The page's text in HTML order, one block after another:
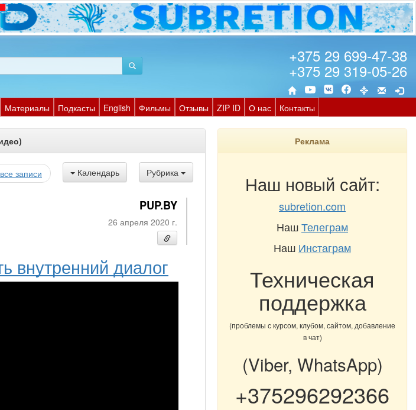
+375 29 699-47-38
+375 29 319-05-26
Материалы Подкасты English Фильмы Отзывы ZIP ID О нас Контакты
Рубрика
Календарь
записи
PUP.BY
26 апреля 2020 г.
внутренний диалог
Реклама
Наш новый сайт:
subretion.com
НашТелеграм
Наш Инстаграм
Техническая
поддержка
(проблемы с курсом, клубом, сайтом, добавление
в чат)
(Viber, WhatsApp)
+375296292366